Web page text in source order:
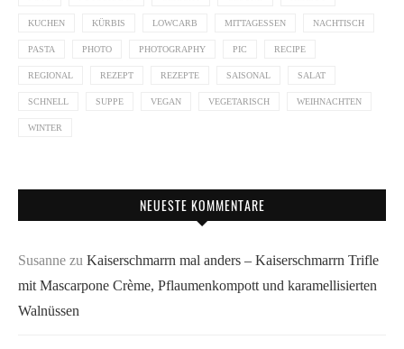
KUCHEN KÜRBIS LOWCARB MITTAGESSEN NACHTISCH
PASTA PHOTO PHOTOGRAPHY PIC RECIPE
REGIONAL REZEPT REZEPTE SAISONAL SALAT
SCHNELL SUPPE VEGAN VEGETARISCH WEIHNACHTEN
WINTER
NEUESTE KOMMENTARE
Susanne zu Kaiserschmarrn mal anders – Kaiserschmarrn Trifle
mit Mascarpone Crème, Pflaumenkompott und karamellisierten
Walnüssen